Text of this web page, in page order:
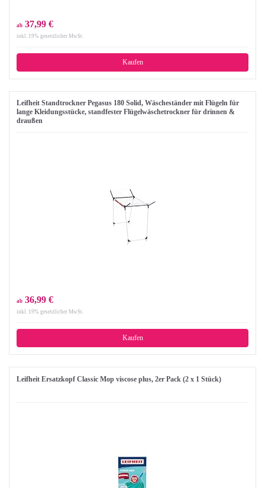
ab 37,99 €
inkl. 19% gesetzlicher MwSt.
Kaufen
Leifheit Standtrockner Pegasus 180 Solid, Wäscheständer mit Flügeln für
lange Kleidungsstücke, standfester Flügelwäschetrockner für drinnen &
draußen
ab 36,99 €
inkl. 19% gesetzlicher MwSt.
Kaufen
Leifheit Ersatzkopf Classic Mop viscose plus, 2er Pack (2 x 1 Stück)